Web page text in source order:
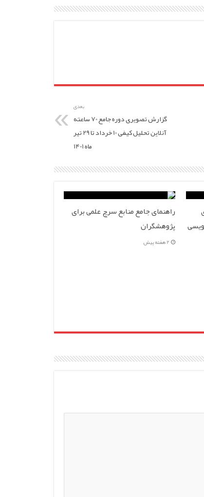
بعدی
گزارش تصویری دوره جامع 70 ساعته
آنلاین تحلیل کیفی 10 خرداد تا 29 تیر
ماه 1401
راهنمای جامع منابع سرچ علمی برای
پژوهشگران
2 هفته پیش